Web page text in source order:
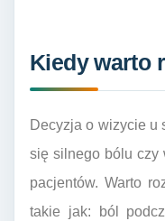
Kiedy warto
Decyzja o wizycie u
się silnego bólu czy
pacjentów. Warto
takie jak: ból